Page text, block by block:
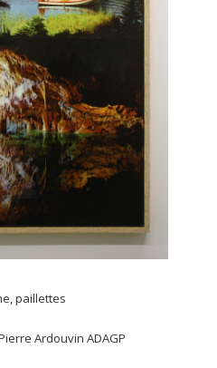
paillettes
Ardouvin ADAGP